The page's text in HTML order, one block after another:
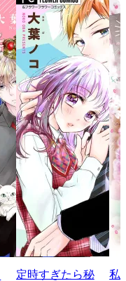
定時すぎたら秘
私